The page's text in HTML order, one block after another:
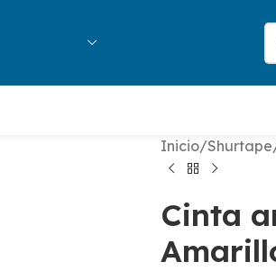
Inicio/Shurtape
Cinta